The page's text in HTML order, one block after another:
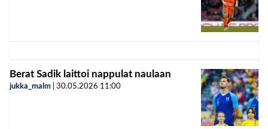
Berat Sadik laittoi nappulat naulaan
jukka_malm 30.05.2026 11:00